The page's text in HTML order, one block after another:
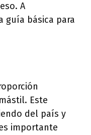
A
guía básica para
Este
del país y
importante